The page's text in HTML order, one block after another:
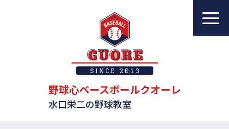
野球心ベースボールクオーレ
水口栄二の野球教室
野球心ベースボールクオーレ
水口栄二の野球教室
レッスンについて
指導者一覧